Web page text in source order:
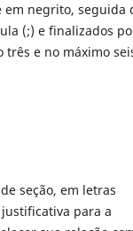
em negrito, seguida
(;) e finalizados
e no máximo
seção, em letras
para a